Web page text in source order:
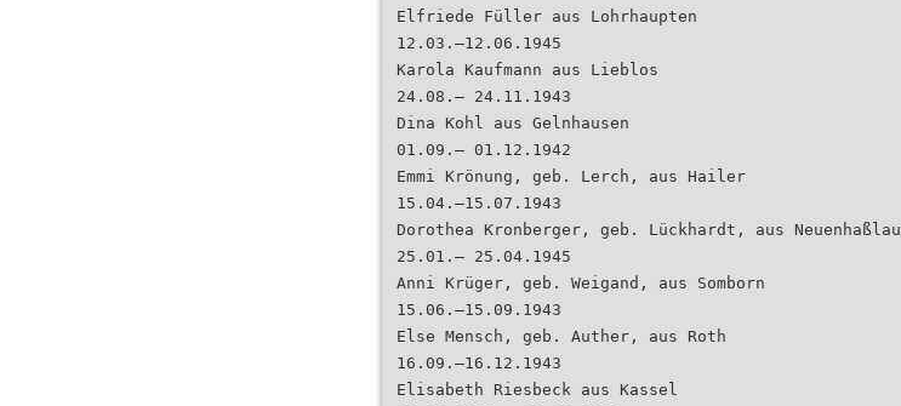
Elfriede Füller aus Lohrhaupten
12.03.–12.06.1945
Karola Kaufmann aus Lieblos
24.08.– 24.11.1943
Dina Kohl aus Gelnhausen
01.09.– 01.12.1942
Emmi Krönung, geb. Lerch, aus Hailer
15.04.–15.07.1943
Dorothea Kronberger, geb. Lückhardt, aus Neuenhaßlau
25.01.– 25.04.1945
Anni Krüger, geb. Weigand, aus Somborn
15.06.–15.09.1943
Else Mensch, geb. Auther, aus Roth
16.09.–16.12.1943
Elisabeth Riesbeck aus Kassel